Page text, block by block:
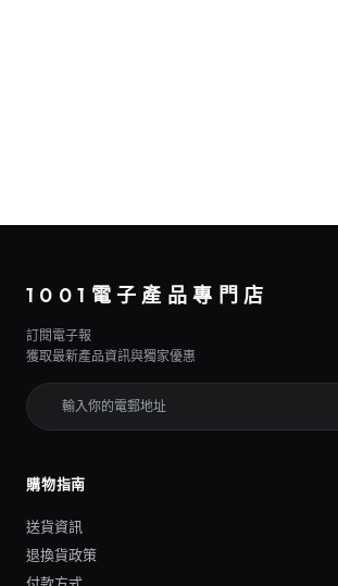
1001電子產品專門店
訂閱電子報
獲取最新產品資訊與獨家優惠
購物指南
送貨資訊
退換貨政策